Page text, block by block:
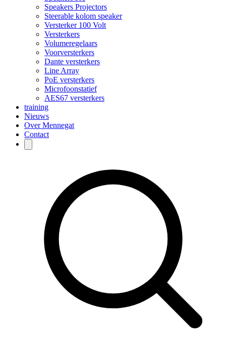
Speakers Projectors
Steerable kolom speaker
Versterker 100 Volt
Versterkers
Volumeregelaars
Voorversterkers
Dante versterkers
Line Array
PoE versterkers
Microfoonstatief
AES67 versterkers
training
Nieuws
Over Mennegat
Contact